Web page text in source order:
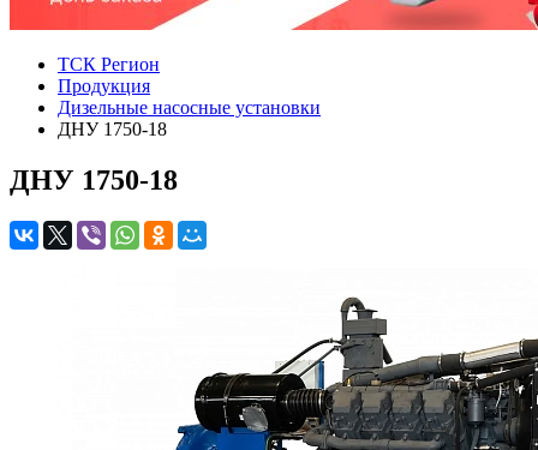
ТСК Регион
Продукция
Дизельные насосные установки
ДНУ 1750-18
ДНУ 1750-18